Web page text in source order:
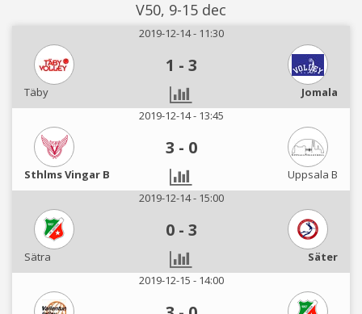
V50, 9-15 dec
2019-12-14 - 11:30
1 - 3
Täby
Jomala
2019-12-14 - 13:45
3 - 0
Sthlms Vingar B
Uppsala B
2019-12-14 - 15:00
0 - 3
Sätra
Säter
2019-12-15 - 14:00